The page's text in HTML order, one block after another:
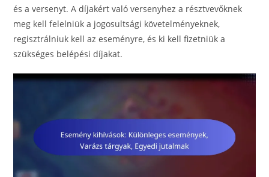
és a versenyt. A díjakért való versenyhez a résztvevőknek
meg kell felelniük a jogosultsági követelményeknek,
regisztrálniuk kell az eseményre, és ki kell fizetniük a
szükséges belépési díjakat.